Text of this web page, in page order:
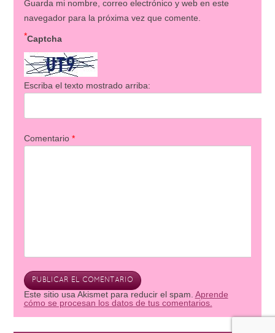
Guarda mi nombre, correo electrónico y web en este
navegador para la próxima vez que comente.
Captcha
*
Escriba el texto mostrado arriba:
Comentario *
Este sitio usa Akismet para reducir el spam. Aprende
cómo se procesan los datos de tus comentarios.